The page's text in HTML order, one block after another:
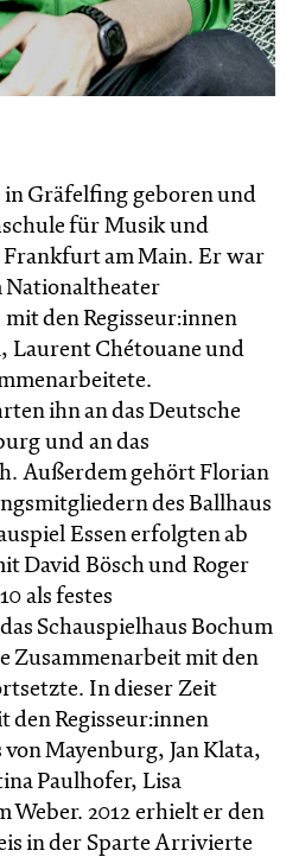
Gräfelfing geboren und
für Musik und
am Main. Er war
Nationaltheater
den Regisseur:innen
Laurent Chétouane und
ihn an das Deutsche
und an das
Außerdem gehört Florian
des Ballhaus
Essen erfolgten ab
David Bösch und Roger
als festes
Schauspielhaus Bochum
Zusammenarbeit mit den
In dieser Zeit
den Regisseur:innen
Mayenburg, Jan Klata,
Paulhofer, Lisa
Weber. 2012 erhielt er den
in der Sparte Arrivierte